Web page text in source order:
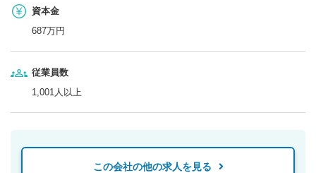
資本金
687万円
従業員数
1,001人以上
この会社の他の求人を見る